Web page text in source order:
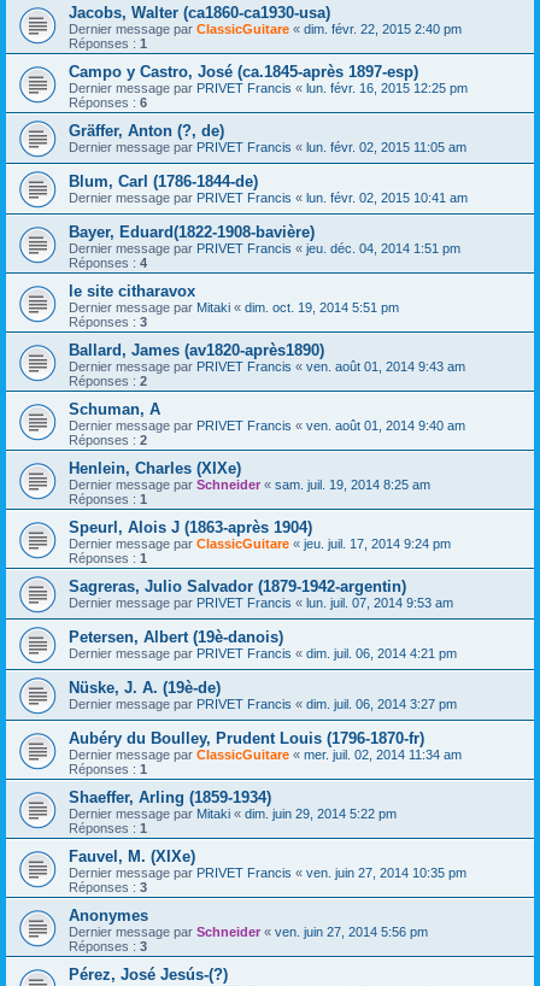
Jacobs, Walter (ca1860-ca1930-usa)
Dernier message par ClassicGuitare « dim. févr. 22, 2015 2:40 pm
Réponses : 1
Campo y Castro, José (ca.1845-après 1897-esp)
Dernier message par PRIVET Francis « lun. févr. 16, 2015 12:25 pm
Réponses : 6
Gräffer, Anton (?, de)
Dernier message par PRIVET Francis « lun. févr. 02, 2015 11:05 am
Blum, Carl (1786-1844-de)
Dernier message par PRIVET Francis « lun. févr. 02, 2015 10:41 am
Bayer, Eduard(1822-1908-bavière)
Dernier message par PRIVET Francis « jeu. déc. 04, 2014 1:51 pm
Réponses : 4
le site citharavox
Dernier message par Mitaki « dim. oct. 19, 2014 5:51 pm
Réponses : 3
Ballard, James (av1820-après1890)
Dernier message par PRIVET Francis « ven. août 01, 2014 9:43 am
Réponses : 2
Schuman, A
Dernier message par PRIVET Francis « ven. août 01, 2014 9:40 am
Réponses : 2
Henlein, Charles (XIXe)
Dernier message par Schneider « sam. juil. 19, 2014 8:25 am
Réponses : 1
Speurl, Alois J (1863-après 1904)
Dernier message par ClassicGuitare « jeu. juil. 17, 2014 9:24 pm
Réponses : 1
Sagreras, Julio Salvador (1879-1942-argentin)
Dernier message par PRIVET Francis « lun. juil. 07, 2014 9:53 am
Petersen, Albert (19è-danois)
Dernier message par PRIVET Francis « dim. juil. 06, 2014 4:21 pm
Nüske, J. A. (19è-de)
Dernier message par PRIVET Francis « dim. juil. 06, 2014 3:27 pm
Aubéry du Boulley, Prudent Louis (1796-1870-fr)
Dernier message par ClassicGuitare « mer. juil. 02, 2014 11:34 am
Réponses : 1
Shaeffer, Arling (1859-1934)
Dernier message par Mitaki « dim. juin 29, 2014 5:22 pm
Réponses : 1
Fauvel, M. (XIXe)
Dernier message par PRIVET Francis « ven. juin 27, 2014 10:35 pm
Réponses : 3
Anonymes
Dernier message par Schneider « ven. juin 27, 2014 5:56 pm
Réponses : 3
Pérez, José Jesús-(?)